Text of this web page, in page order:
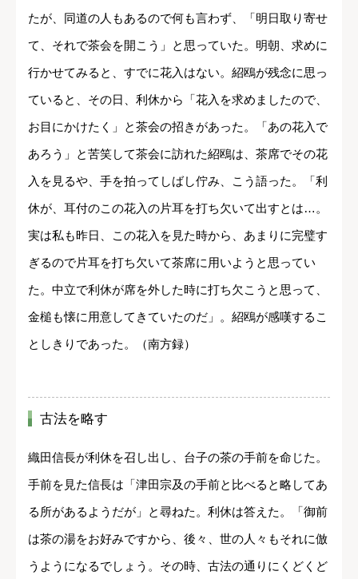
たが、同道の人もあるので何も言わず、「明日取り寄せ
て、それで茶会を開こう」と思っていた。明朝、求めに
行かせてみると、すでに花入はない。紹鴎が残念に思っ
ていると、その日、利休から「花入を求めましたので、
お目にかけたく」と茶会の招きがあった。「あの花入で
あろう」と苦笑して茶会に訪れた紹鴎は、茶席でその花
入を見るや、手を拍ってしばし佇み、こう語った。「利
休が、耳付のこの花入の片耳を打ち欠いて出すとは…。
実は私も昨日、この花入を見た時から、あまりに完璧す
ぎるので片耳を打ち欠いて茶席に用いようと思ってい
た。中立で利休が席を外した時に打ち欠こうと思って、
金槌も懐に用意してきていたのだ」。紹鴎が感嘆するこ
としきりであった。（南方録）
古法を略す
織田信長が利休を召し出し、台子の茶の手前を命じた。
手前を見た信長は「津田宗及の手前と比べると略してあ
る所があるようだが」と尋ねた。利休は答えた。「御前
は茶の湯をお好みですから、後々、世の人々もそれに倣
うようになるでしょう。その時、古法の通りにくどくど